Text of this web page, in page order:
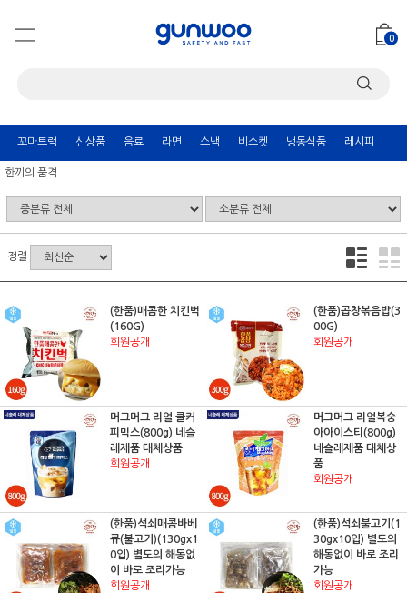
0
꼬마트럭 신상품 음료 라면 스낵 비스켓 냉동식품 레시피
한끼의 품격
정렬
(한품)매콤한 치킨벅
(160G)
회원공개
(한품)곱창볶음밥(3
00G)
회원공개
머그머그 리얼 쿨커
피믹스(800g) 네슬
레제품 대체상품
회원공개
머그머그 리얼복숭
아아이스티(800g)
네슬레제품 대체상
품
회원공개
(한품)석쇠매콤바베
큐(불고기)(130gx1
0입) 별도의 해동없
이 바로 조리가능
회원공개
(한품)석쇠불고기(1
30gx10입) 별도의
해동없이 바로 조리
가능
회원공개